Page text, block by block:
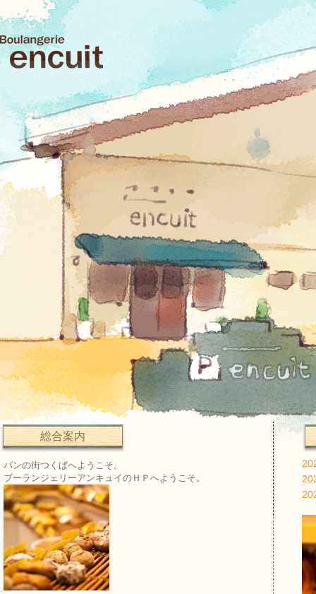
総合案内
パンの街つくばへようこそ。
ブーランジェリーアンキュイのＨＰへようこそ。